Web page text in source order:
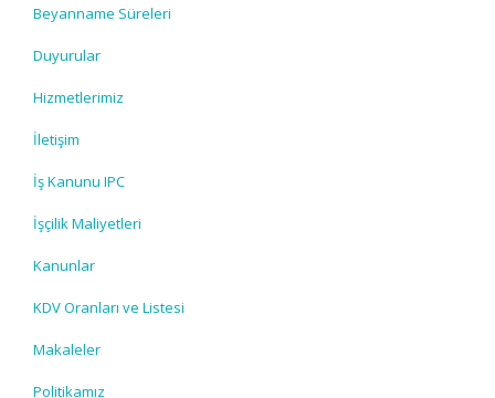
Beyanname Süreleri
Duyurular
Hizmetlerimiz
İletişim
İş Kanunu IPC
İşçilik Maliyetleri
Kanunlar
KDV Oranları ve Listesi
Makaleler
Politikamız